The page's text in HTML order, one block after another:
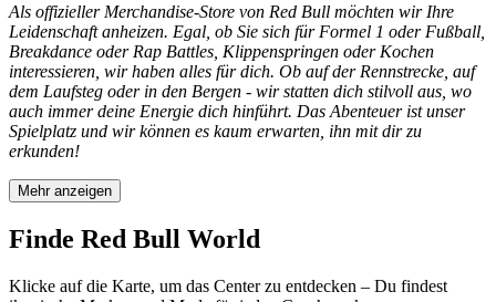
Als offizieller Merchandise-Store von Red Bull möchten wir Ihre
Leidenschaft anheizen. Egal, ob Sie sich für Formel 1 oder Fußball,
Breakdance oder Rap Battles, Klippenspringen oder Kochen
interessieren, wir haben alles für dich. Ob auf der Rennstrecke, auf
dem Laufsteg oder in den Bergen - wir statten dich stilvoll aus, wo
auch immer deine Energie dich hinführt. Das Abenteuer ist unser
Spielplatz und wir können es kaum erwarten, ihn mit dir zu
erkunden!
Mehr anzeigen
Finde Red Bull World
Klicke auf die Karte, um das Center zu entdecken – Du findest